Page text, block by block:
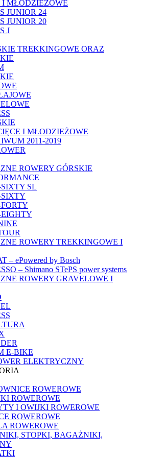
I MŁODZIEŻOWE
JUNIOR 24
JUNIOR 20
J
TREKKINGOWE ORAZ
I MŁODZIEŻOWE
2011-2019
ROWERY GÓRSKIE
SL
SIXTY
EIGHTY
ROWERY TREKKINGOWE I
– ePowered by Bosch
– Shimano STePS power systems
ROWERY GRAVELOWE I
E-BIKE
ELEKTRYCZNY
ROWEROWE
ROWEROWE
I OWIJKI ROWEROWE
ROWEROWE
ROWEROWE
STOPKI, BAGAŻNIKI,